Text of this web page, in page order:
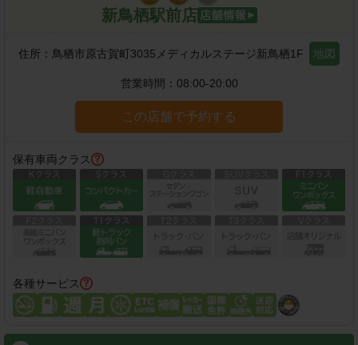
新鳥栖駅前店
住所： 鳥栖市原古賀町3035メディカルステージ新鳥栖1F 地図
営業時間： 08:00-20:00
この店舗で予約する
保有車両クラス
各種サービス